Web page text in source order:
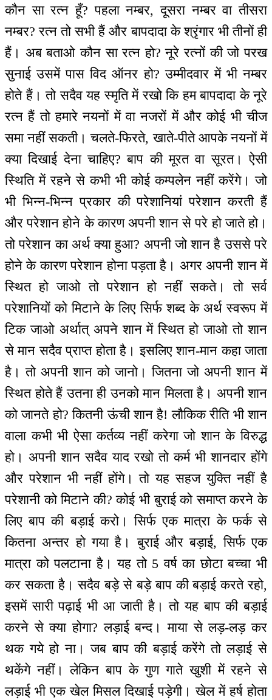
कौन सा रत्न हूँ? पहला नम्बर, दूसरा नम्बर वा तीसरा
नम्बर? रत्न तो सभी हैं और बापदादा के श्रृंगार भी तीनों ही
हैं। अब बताओ कौन सा रत्न हो? नूरे रत्नों की जो परख
सुनाई उसमें पास विद ऑनर हो? उम्मीदवार में भी नम्बर
होते हैं। तो सदैव यह स्मृति में रखो कि हम बापदादा के नूरे
रत्न हैं तो हमारे नयनों में वा नजरों में और कोई भी चीज
समा नहीं सकती। चलते-फिरते, खाते-पीते आपके नयनों में
क्या दिखाई देना चाहिए? बाप की मूरत वा सूरत। ऐसी
स्थिति में रहने से कभी भी कोई कम्पलेन नहीं करेंगे। जो
भी भिन्न-भिन्न प्रकार की परेशानियां परेशान करती हैं
और परेशान होने के कारण अपनी शान से परे हो जाते हो।
तो परेशान का अर्थ क्या हुआ? अपनी जो शान है उससे परे
होने के कारण परेशान होना पड़ता है। अगर अपनी शान में
स्थित हो जाओ तो परेशान हो नहीं सकते। तो सर्व
परेशानियों को मिटाने के लिए सिर्फ शब्द के अर्थ स्वरूप में
टिक जाओ अर्थात् अपने शान में स्थित हो जाओ तो शान
से मान सदैव प्राप्त होता है। इसलिए शान-मान कहा जाता
है। तो अपनी शान को जानो। जितना जो अपनी शान में
स्थित होते हैं उतना ही उनको मान मिलता है। अपनी शान
को जानते हो? कितनी ऊंची शान है! लौकिक रीति भी शान
वाला कभी भी ऐसा कर्तव्य नहीं करेगा जो शान के विरुद्ध
हो। अपनी शान सदैव याद रखो तो कर्म भी शानदार होंगे
और परेशान भी नहीं होंगे। तो यह सहज युक्ति नहीं है
परेशानी को मिटाने की? कोई भी बुराई को समाप्त करने के
लिए बाप की बड़ाई करो। सिर्फ एक मात्रा के फर्क से
कितना अन्तर हो गया है। बुराई और बड़ाई, सिर्फ एक
मात्रा को पलटाना है। यह तो 5 वर्ष का छोटा बच्चा भी
कर सकता है। सदैव बड़े से बड़े बाप की बड़ाई करते रहो,
इसमें सारी पढ़ाई भी आ जाती है। तो यह बाप की बड़ाई
करने से क्या होगा? लड़ाई बन्द। माया से लड़-लड़ कर
थक गये हो ना। जब बाप की बड़ाई करेंगे तो लड़ाई से
थकेंगे नहीं। लेकिन बाप के गुण गाते खुशी में रहने से
लड़ाई भी एक खेल मिसल दिखाई पड़ेगी। खेल में हर्ष होता